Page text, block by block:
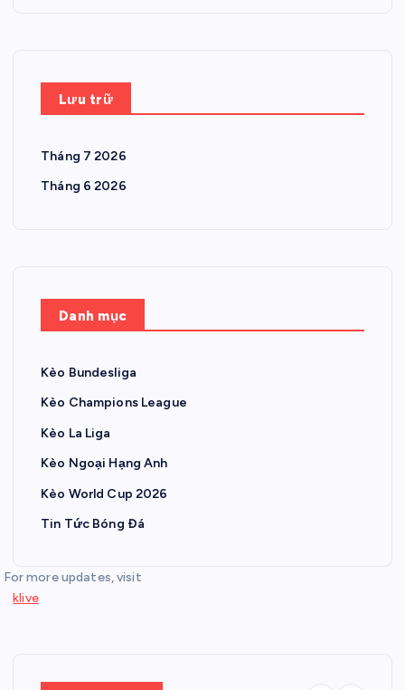
Lưu trữ
Tháng 7 2026
Tháng 6 2026
Danh mục
Kèo Bundesliga
Kèo Champions League
Kèo La Liga
Kèo Ngoại Hạng Anh
Kèo World Cup 2026
Tin Tức Bóng Đá
For more updates, visit
klive